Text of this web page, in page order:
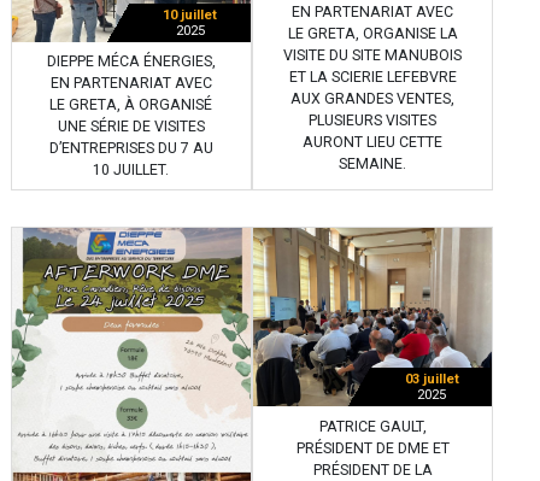
10 juillet
2025
DIEPPE MÉCA ÉNERGIES,
EN PARTENARIAT AVEC
LE GRETA, À ORGANISÉ
UNE SÉRIE DE VISITES
D’ENTREPRISES DU 7 AU
10 JUILLET.
EN PARTENARIAT AVEC
LE GRETA, ORGANISE LA
VISITE DU SITE MANUBOIS
ET LA SCIERIE LEFEBVRE
AUX GRANDES VENTES,
PLUSIEURS VISITES
AURONT LIEU CETTE
SEMAINE.
03 juillet
2025
PATRICE GAULT,
PRÉSIDENT DE DME ET
PRÉSIDENT DE LA